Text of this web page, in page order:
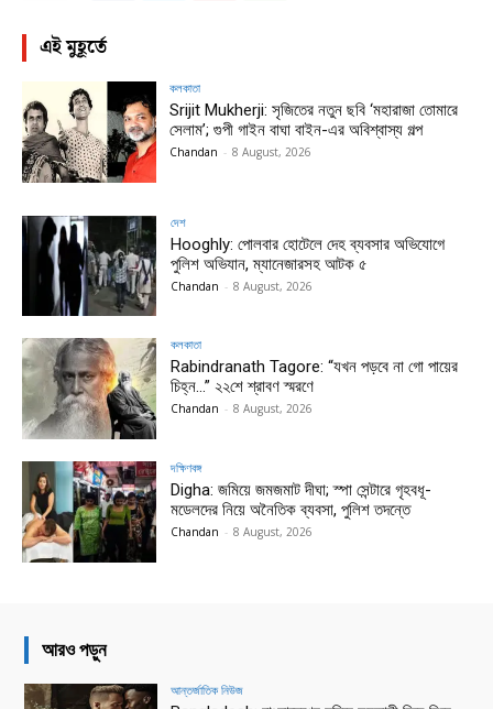
এই মুহূর্তে
কলকাতা
Srijit Mukherji: সৃজিতের নতুন ছবি ‘মহারাজা তোমারে
সেলাম’; গুপী গাইন বাঘা বাইন-এর অবিশ্বাস্য গল্প
Chandan - 8 August, 2026
দেশ
Hooghly: পোলবার হোটেলে দেহ ব্যবসার অভিযোগে
পুলিশ অভিযান, ম্যানেজারসহ আটক ৫
Chandan - 8 August, 2026
কলকাতা
Rabindranath Tagore: “যখন পড়বে না গো পায়ের
চিহ্ন…” ২২শে শ্রাবণ স্মরণে
Chandan - 8 August, 2026
দক্ষিণবঙ্গ
Digha: জমিয়ে জমজমাট দীঘা; স্পা সেন্টারে গৃহবধূ-
মডেলদের নিয়ে অনৈতিক ব্যবসা, পুলিশ তদন্তে
Chandan - 8 August, 2026
আরও পড়ুন
আন্তর্জাতিক নিউজ